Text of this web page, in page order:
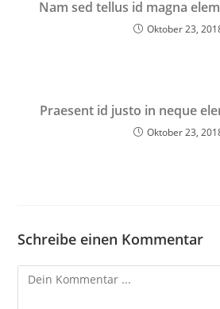
Nam sed tellus id magna
Oktober 23,
Praesent id justo in neque
Oktober 23,
Schreibe einen Kommentar